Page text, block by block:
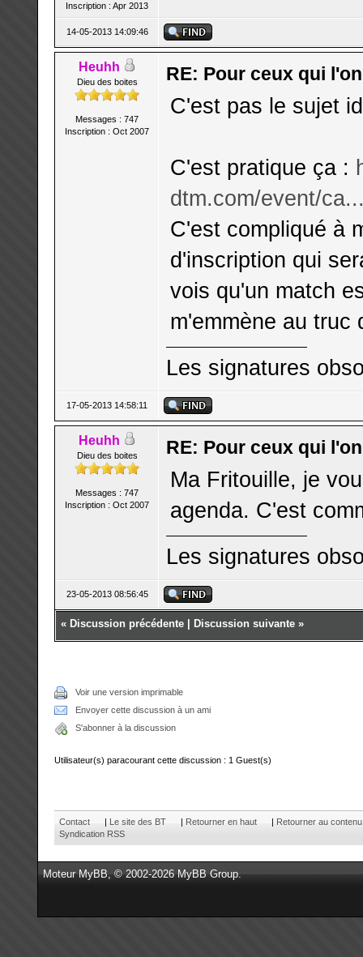
Inscription : Apr 2013
14-05-2013 14:09:46
Heuhh
Dieu des boites
Messages : 747
Inscription : Oct 2007
RE: Pour ceux qui
C'est pas le sujet
C'est pratique ça :
dtm.com/event/
C'est compliqué à
d'inscription qui
vois qu'un match
m'emmène au truc
Les signatures
17-05-2013 14:58:11
Heuhh
Dieu des boites
Messages : 747
Inscription : Oct 2007
RE: Pour ceux qui
Ma Fritouille, je
agenda. C'est
Les signatures
23-05-2013 08:56:45
« Discussion précédente Discussion suivante »
Voir une version imprimable
Envoyer cette discussion à un ami
S'abonner à la discussion
Utilisateur(s) paracourant cette discussion : 1 Guest(s)
Contact | Le site des BT | Retourner en haut | Retourner au contenu
Syndication RSS
MoteurMyBB, © 2002-2026MyBB Group.